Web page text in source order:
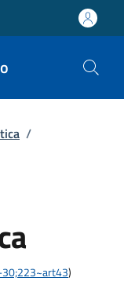
/
30;223~art43)